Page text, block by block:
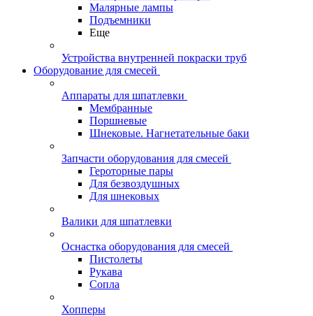
Малярные лампы
Подъемники
Еще
Устройства внутренней покраски труб
Оборудование для смесей
Аппараты для шпатлевки
Мембранные
Поршневые
Шнековые. Нагнетательные баки
Запчасти оборудования для смесей
Героторные пары
Для безвоздушных
Для шнековых
Валики для шпатлевки
Оснастка оборудования для смесей
Пистолеты
Рукава
Сопла
Хопперы